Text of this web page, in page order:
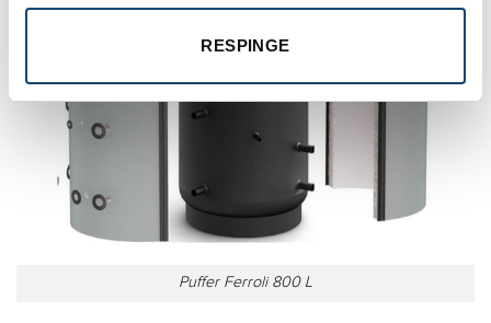
RESPINGE
Puffer Ferroli 800 L